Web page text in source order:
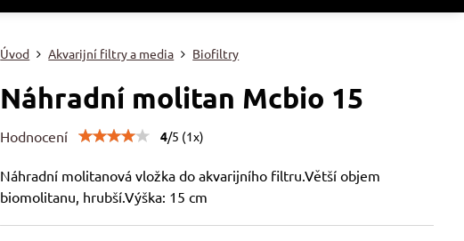
Úvod Akvarijní filtry a media Biofiltry
Náhradní molitan Mcbio 15
Hodnocení 4/5 (1x)
Náhradní molitanová vložka do akvarijního filtru.Větší objem
biomolitanu, hrubší.Výška: 15 cm